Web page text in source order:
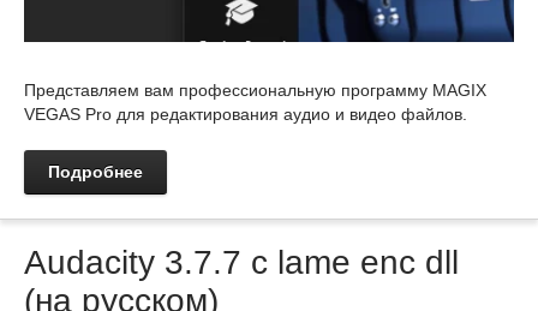
Представляем вам профессиональную программу MAGIX
VEGAS Pro для редактирования аудио и видео файлов.
Подробнее
Audacity 3.7.7 c lame enc dll
(на русском)